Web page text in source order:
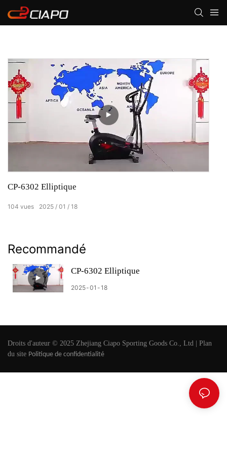
CP-6302 Elliptique
2025 01 18
104 vues
Recommandé
CP-6302 Elliptique
2025 01 18
Droits d'auteur © 2025 Zhejiang Ciapo Sporting Goods Co., Ltd | Plan
du site Politique de confidentialité